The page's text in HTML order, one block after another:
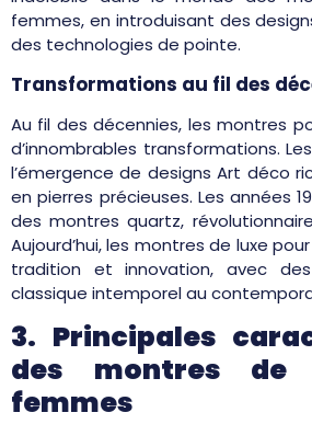
femmes, en introduisant des
des technologies de pointe.
Transformations au fil des
Au fil des décennies, les montres
d’innombrables transformations.
l’émergence de designs Art déco
en pierres précieuses. Les années
des montres quartz,
Aujourd’hui, les montres de luxe
tradition et innovation, avec
classique intemporel au
3. Principales
des montres de
femmes